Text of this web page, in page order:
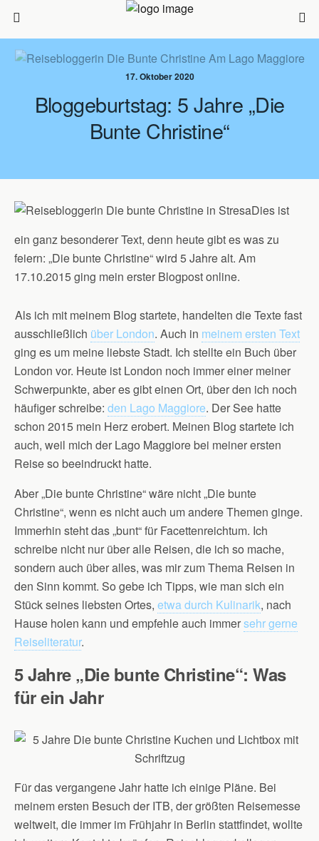
17. Oktober 2020
Bloggeburtstag: 5 Jahre „Die
Bunte Christine“
Dies ist
ein ganz besonderer Text, denn heute gibt es was zu
feiern: „Die bunte Christine“ wird 5 Jahre alt. Am
17.10.2015 ging mein erster Blogpost online.
Als ich mit meinem Blog startete, handelten die Texte fast
ausschließlich über London. Auch in meinem ersten Text
ging es um meine liebste Stadt. Ich stellte ein Buch über
London vor. Heute ist London noch immer einer meiner
Schwerpunkte, aber es gibt einen Ort, über den ich noch
häufiger schreibe: den Lago Maggiore. Der See hatte
schon 2015 mein Herz erobert. Meinen Blog startete ich
auch, weil mich der Lago Maggiore bei meiner ersten
Reise so beeindruckt hatte.
Aber „Die bunte Christine“ wäre nicht „Die bunte
Christine“, wenn es nicht auch um andere Themen ginge.
Immerhin steht das „bunt“ für Facettenreichtum. Ich
schreibe nicht nur über alle Reisen, die ich so mache,
sondern auch über alles, was mir zum Thema Reisen in
den Sinn kommt. So gebe ich Tipps, wie man sich ein
Stück seines liebsten Ortes, etwa durch Kulinarik, nach
Hause holen kann und empfehle auch immersehr gerne
Reiseliteratur.
5Jahre „Die bunte Christine“:Was
für ein Jahr
Für das vergangene Jahr hatte ich einige Pläne. Bei
meinem ersten Besuch der ITB, der größten Reisemesse
weltweit, die immer im Frühjahr in Berlin stattfindet, wollte